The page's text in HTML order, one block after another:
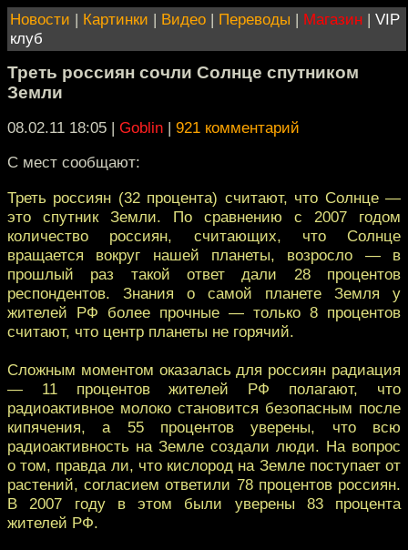
Новости | Картинки | Видео | Переводы | Магазин | VIP
клуб
Треть россиян сочли Солнце спутником
Земли
08.02.11 18:05 | Goblin | 921 комментарий
С мест сообщают:
Треть россиян (32 процента) считают, что Солнце —
это спутник Земли. По сравнению с 2007 годом
количество россиян, считающих, что Солнце
вращается вокруг нашей планеты, возросло — в
прошлый раз такой ответ дали 28 процентов
респондентов. Знания о самой планете Земля у
жителей РФ более прочные — только 8 процентов
считают, что центр планеты не горячий.
Сложным моментом оказалась для россиян радиация
— 11 процентов жителей РФ полагают, что
радиоактивное молоко становится безопасным после
кипячения, а 55 процентов уверены, что всю
радиоактивность на Земле создали люди. На вопрос
о том, правда ли, что кислород на Земле поступает от
растений, согласием ответили 78 процентов россиян.
В 2007 году в этом были уверены 83 процента
жителей РФ.